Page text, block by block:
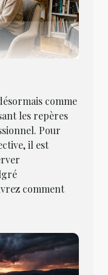
comme
les repères
Pour
il est
comment